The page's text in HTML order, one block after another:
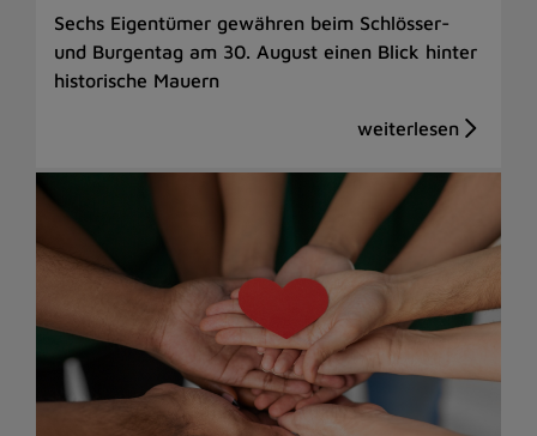
Sechs Eigentümer gewähren beim Schlösser-
und Burgentag am 30. August einen Blick hinter
historische Mauern